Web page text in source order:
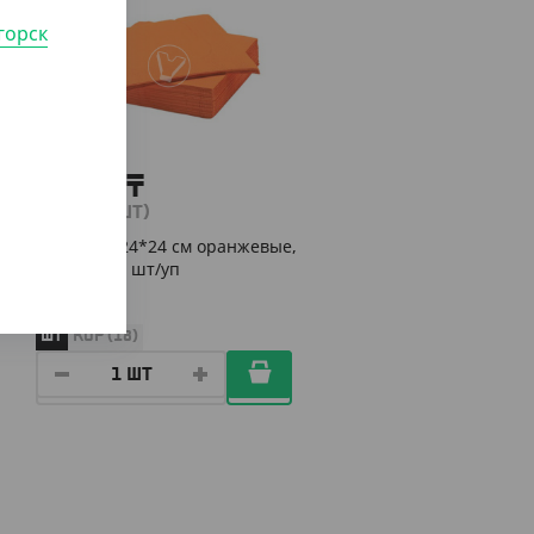
₸
/ШТ)
Салфетки 24*24 см оранжевые,
1 слой, 400 шт/уп
ШТ КОР (18)